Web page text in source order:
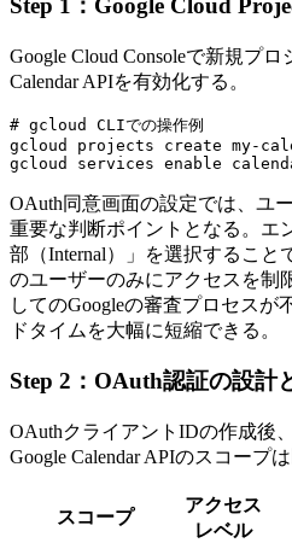
Step 1：Google Cloud
Google Cloud Consoleで新規プ
Calendar APIを有効化する。
# gcloud CLIでの操作例
gcloud projects create my-
OAuth同意画面の設定では、ユ
重要な判断ポイントとなる。エ
部（Internal）」を選択すること
のユーザーのみにアクセスを制
してのGoogleの審査プロセスが
ドタイムを大幅に短縮できる。
Step 2：OAuth認証の設計
OAuthクライアントIDの作成後
Google Calendar APIのスコープ
スコープ
アクセス
レベル